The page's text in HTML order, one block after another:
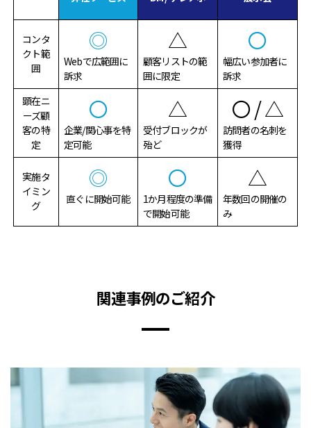
コンタ
クト範
囲
◎
Webで広範囲に
訴求
△
顧客リストの範
囲に限定
〇
幅広い参加者に
訴求
顕在ニ
ーズ顧
客の特
定
〇
企業/関心事を特
定可能
△
受付ブロックが
殆ど
〇 / △
訪問者の名刺を
獲得
実施タ
イミン
グ
◎
直ぐに開始可能
〇
1か月程度の準備
で開始可能
△
年数回の開催の
み
関連事例のご紹介